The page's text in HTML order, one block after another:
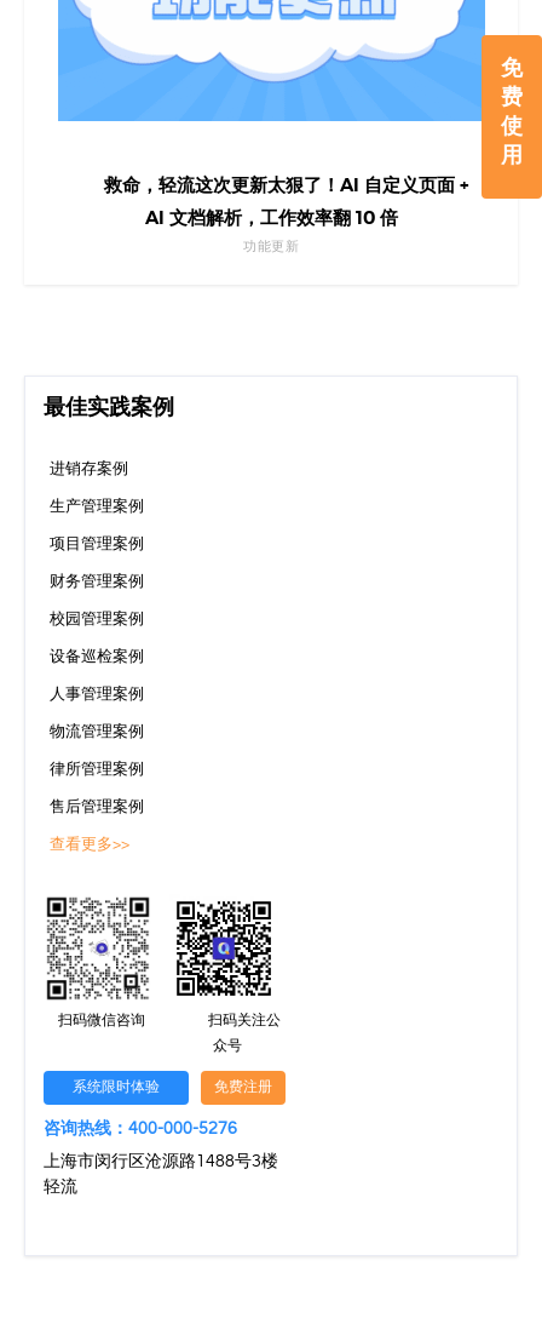
免
费
使
用
救命，轻流这次更新太狠了！AI 自定义页面 +
AI 文档解析，工作效率翻 10 倍
功能更新
最佳实践案例
进销存案例
生产管理案例
项目管理案例
财务管理案例
校园管理案例
设备巡检案例
人事管理案例
物流管理案例
律所管理案例
售后管理案例
查看更多>>
扫码微信咨询
扫码关注公
众号
系统限时体验 免费注册
咨询热线：400-000-5276
上海市闵行区沧源路1488号3楼
轻流